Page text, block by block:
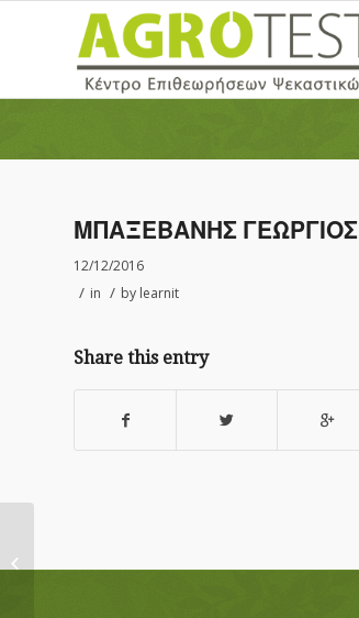
ΜΠΑΞΕΒΑΝΗΣ ΓΕΩΡΓΙΟΣ
12/12/2016
/ in / by learnit
Share this entry